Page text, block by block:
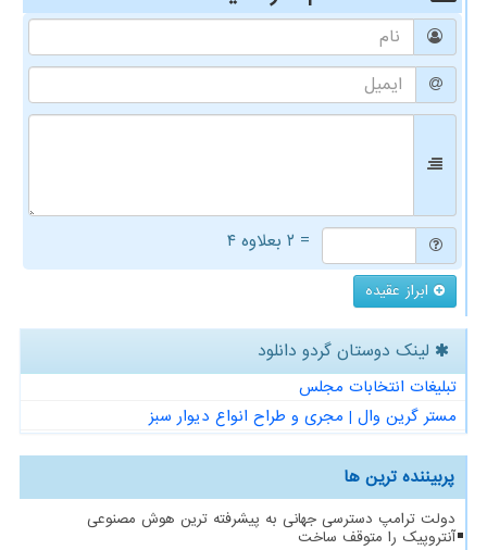
= ۲ بعلاوه ۴
ابراز عقیده
لینک دوستان گردو دانلود
تبلیغات انتخابات مجلس
مستر گرین وال | مجری و طراح انواع دیوار سبز
پربیننده ترین ها
دولت ترامپ دسترسی جهانی به پیشرفته ترین هوش مصنوعی
آنتروپیک را متوقف ساخت